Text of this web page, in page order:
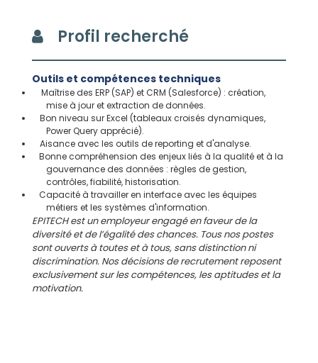
Profil recherché
Outils et compétences techniques
Maîtrise des ERP (SAP) et CRM (Salesforce) : création,
mise à jour et extraction de données.
Bon niveau sur Excel (tableaux croisés dynamiques,
Power Query apprécié).
Aisance avec les outils de reporting et d'analyse.
Bonne compréhension des enjeux liés à la qualité et à la
gouvernance des données : règles de gestion,
contrôles, fiabilité, historisation.
Capacité à travailler en interface avec les équipes
métiers et les systèmes d'information.
EPITECH est un employeur engagé en faveur de la
diversité et de l’égalité des chances. Tous nos postes
sont ouverts à toutes et à tous, sans distinction ni
discrimination. Nos décisions de recrutement reposent
exclusivement sur les compétences, les aptitudes et la
motivation.